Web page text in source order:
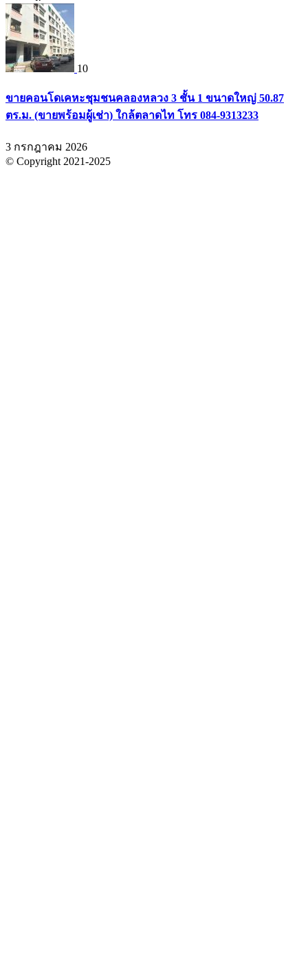
10
ขายคอนโดเคหะชุมชนคลองหลวง 3 ชั้น 1 ขนาดใหญ่ 50.87
ตร.ม. (ขายพร้อมผู้เช่า) ใกล้ตลาดไท โทร 084-9313233
3 กรกฎาคม 2026
© Copyright 2021-2025